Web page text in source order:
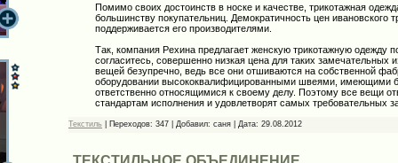
Помимо своих достоинств в носке и качестве, трикотажная
большинству покупательниц. Демократичность цен ивановского
поддерживается его производителями.
Так, компания Рехина предлагает женскую трикотажную одежду
согласитесь, совершенно низкая цена для таких замечательных
вещей безупречно, ведь все они отшиваются на собственной
оборудовании высококвалифицированными швеями, имеющими
ответственно относящимися к своему делу. Поэтому все вещи
стандартам исполнения и удовлетворят самых требовательных
Текстиль Переходов: 347 Добавил: саня Дата: 29.08.2012